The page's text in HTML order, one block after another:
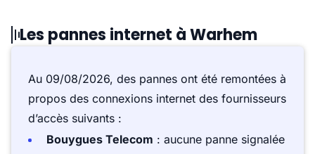
Les pannes internet à Warhem
Au 09/08/2026, des pannes ont été remontées à
propos des connexions internet des fournisseurs
d’accès suivants :
Bouygues Telecom : aucune panne signalée